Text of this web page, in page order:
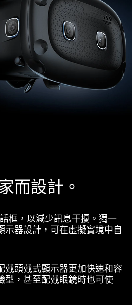
而設計。
框，以減少訊息干擾。獨一
示器設計，可在虛擬實境中自
戴頭戴式顯示器更加快速和容
型，甚至配戴眼鏡時也可使